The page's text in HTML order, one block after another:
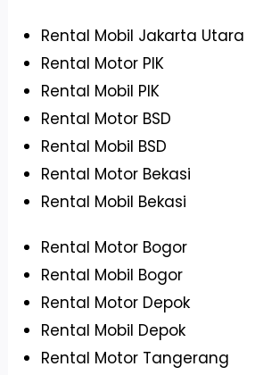
Rental Mobil Jakarta Utara
Rental Motor PIK
Rental Mobil PIK
Rental Motor BSD
Rental Mobil BSD
Rental Motor Bekasi
Rental Mobil Bekasi
Rental Motor Bogor
Rental Mobil Bogor
Rental Motor Depok
Rental Mobil Depok
Rental Motor Tangerang